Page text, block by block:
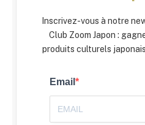
Inscrivez-vous à notre
Club Zoom Japon :
produits culturels
Email